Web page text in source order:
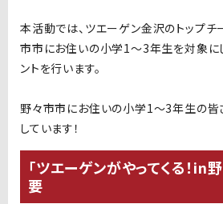
本活動では、ツエーゲン金沢のトップチ
市市にお住いの小学1～3年生を対象に
ントを行います。
野々市市にお住いの小学1～3年生の皆
しています！
「ツエーゲンがやってくる！in
要